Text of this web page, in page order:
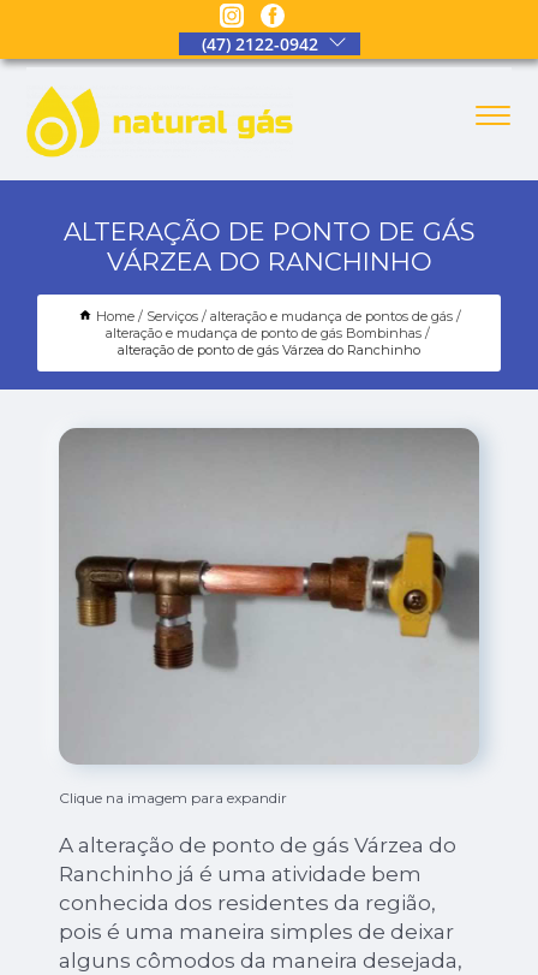
(47) 2122-0942
ALTERAÇÃO DE PONTO DE GÁS
VÁRZEA DO RANCHINHO
Home Serviços
alteração e mudança de pontos de gás
alteração e mudança de ponto de gás Bombinhas
alteração de ponto de gás Várzea do Ranchinho
Clique na imagem para expandir
A alteração de ponto de gás Várzea do
Ranchinho já é uma atividade bem
conhecida dos residentes da região,
pois é uma maneira simples de deixar
alguns cômodos da maneira desejada,